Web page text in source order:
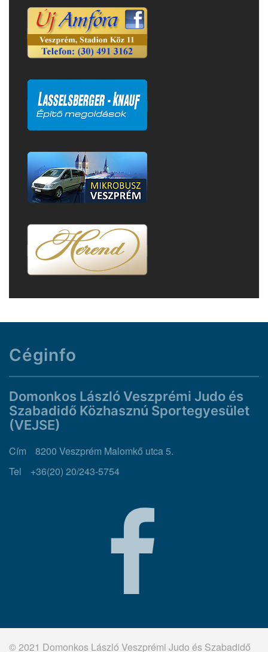
Céginfo
Domonkos László Veszprémi Judo és
Szabadidő Közhasznú Sportegyesület
(VEJSE)
Cím
8200 Veszprém Malomkő utca 5.
Tel
+36(20) 20/243-5754
© 2021 Domonkos László Veszprémi Judo és Szabadidő